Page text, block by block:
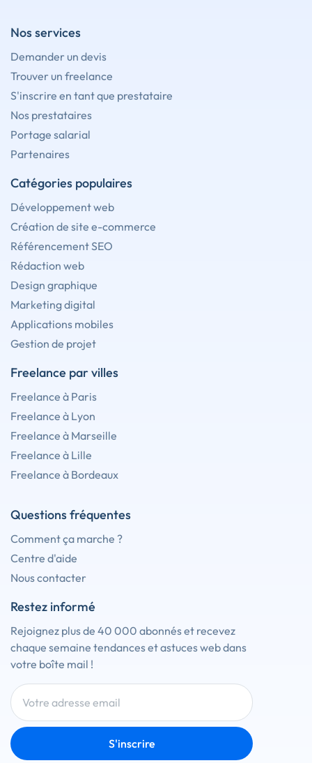
Nos services
Demander un devis
Trouver un freelance
S'inscrire en tant que prestataire
Nos prestataires
Portage salarial
Partenaires
Catégories populaires
Développement web
Création de site e-commerce
Référencement SEO
Rédaction web
Design graphique
Marketing digital
Applications mobiles
Gestion de projet
Freelance par villes
Freelance à Paris
Freelance à Lyon
Freelance à Marseille
Freelance à Lille
Freelance à Bordeaux
Questions fréquentes
Comment ça marche ?
Centre d'aide
Nous contacter
Restez informé
Rejoignez plus de 40 000 abonnés et recevez
chaque semaine tendances et astuces web dans
votre boîte mail !
S'inscrire